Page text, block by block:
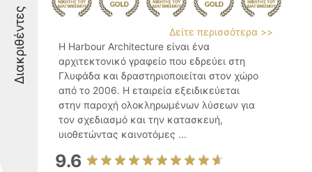
Διακριθέντες
Δείτε περισσότερα >>
Η Harbour Architecture είναι ένα
αρχιτεκτονικό γραφείο που εδρεύει στη
Γλυφάδα και δραστηριοποιείται στον χώρο
από το 2006. Η εταιρεία εξειδικεύεται
στην παροχή ολοκληρωμένων λύσεων για
τον σχεδιασμό και την κατασκευή,
υιοθετώντας καινοτόμες ...
9.6